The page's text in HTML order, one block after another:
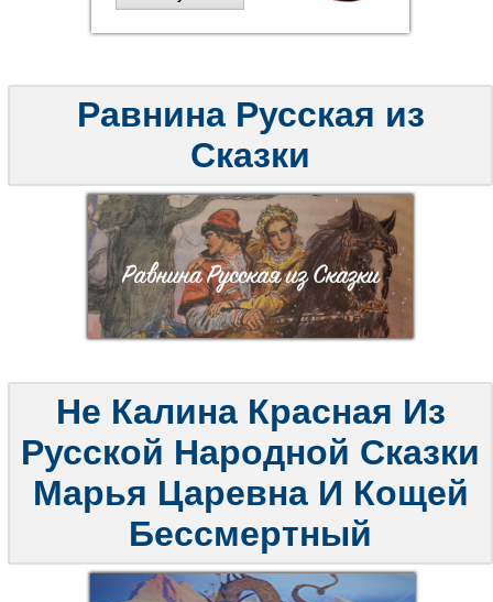
Равнина Русская из
Сказки
Не Калина Красная Из
Русской Народной Сказки
Марья Царевна И Кощей
Бессмертный